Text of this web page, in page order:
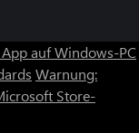
App auf Windows-PC
Warnung:
Store-